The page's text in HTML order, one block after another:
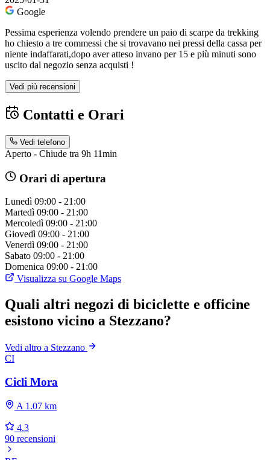
Google
Pessima esperienza volendo prendere un paio di scarpe da trekking
ho chiesto a tre commessi che si trovavano nei pressi della cassa per
niente indaffarati,dopo aver atteso invano per 15 e più minuti sono
uscito dal negozio senza acquisti !
Vedi più recensioni
Contatti e Orari
Vedi telefono
Aperto - Chiude tra 9h 11min
Orari di apertura
Lunedì 09:00 - 21:00
Martedì 09:00 - 21:00
Mercoledì 09:00 - 21:00
Giovedì 09:00 - 21:00
Venerdì 09:00 - 21:00
Sabato 09:00 - 21:00
Domenica 09:00 - 21:00
Visualizza su Google Maps
Quali altri negozi di biciclette e officine
esistono vicino a Stezzano?
Vedi altro a Stezzano
CI
Cicli Mora
A 1.07 km
4.3
90 recensioni